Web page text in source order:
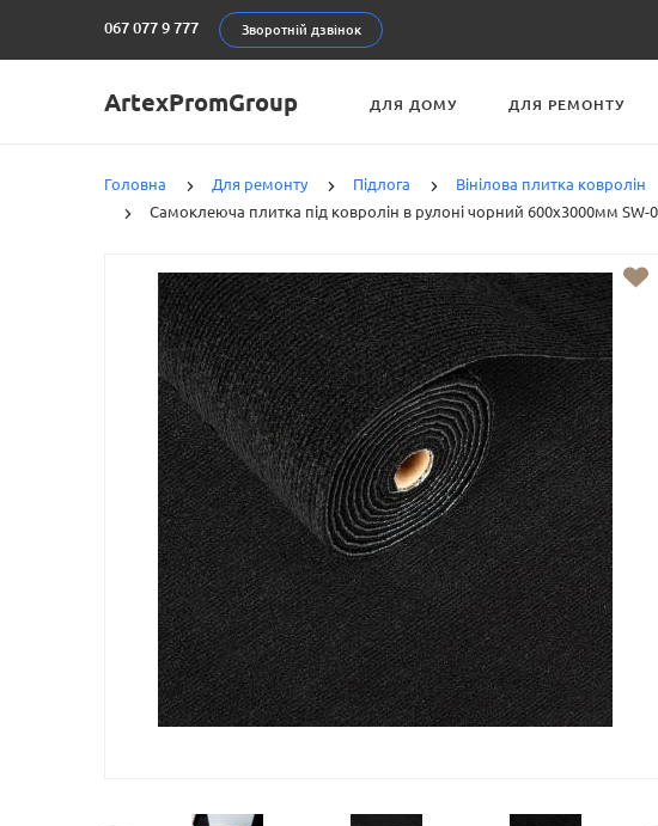
067 077 9 777 Зворотній дзвінок
ArtexPromGroup ДЛЯ ДОМУ ДЛЯ РЕМОНТУ
Головна Для ремонту Підлога Вінілова плитка ковролін
Самоклеюча плитка під ковролін в рулоні чорний 600х3000мм SW-